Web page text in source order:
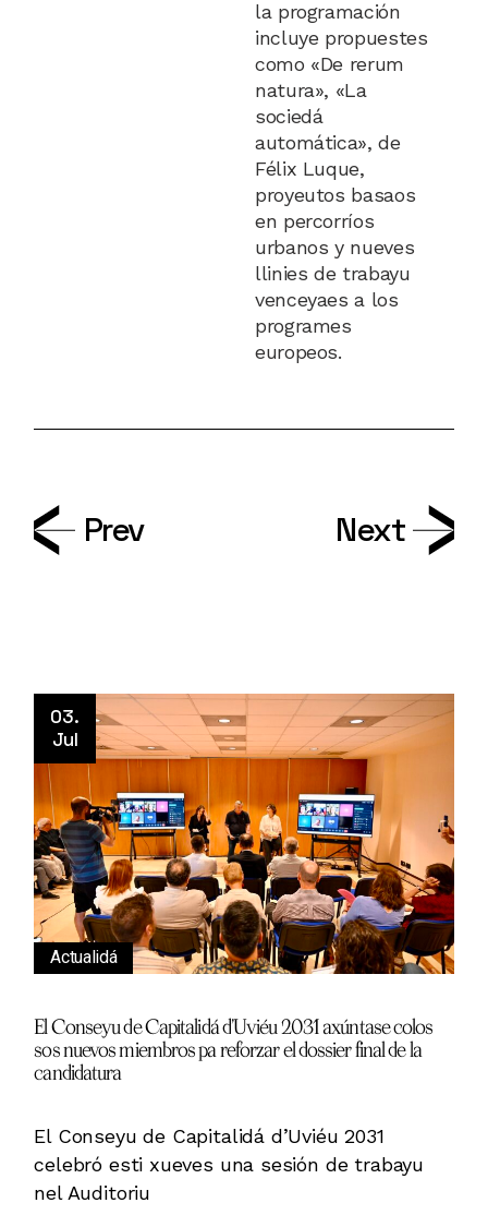
la programación
incluye propuestes
como «De rerum
natura», «La
sociedá
automática», de
Félix Luque,
proyeutos basaos
en percorríos
urbanos y nueves
llinies de trabayu
venceyaes a los
programes
europeos.
Prev Next
03.
Jul
Actualidá
El Conseyu de Capitalidá d’Uviéu 2031 axúntase colos
sos nuevos miembros pa reforzar el dossier final de la
candidatura
El Conseyu de Capitalidá d’Uviéu 2031
celebró esti xueves una sesión de trabayu
nel Auditoriu